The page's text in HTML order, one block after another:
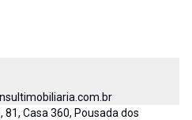
81, Casa 360, Pousada dos